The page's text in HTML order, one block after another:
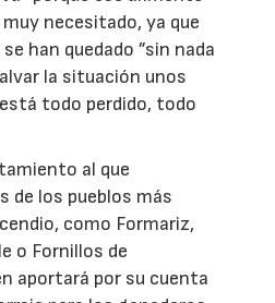
necesitado, ya que
han quedado ”sin nada
la situación unos
todo perdido, todo
al que
de los pueblos más
como Formariz,
o Fornillos de
aportará por su cuenta